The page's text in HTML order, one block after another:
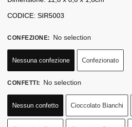
CODICE: SIR5003
CONFEZIONE: No selection
Nessuna confezione Confezionato
CONFETTI: No selection
Nessun confetto Cioccolato Bianchi